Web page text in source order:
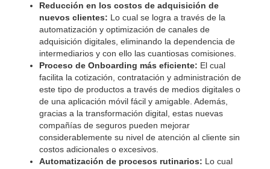
Reducción en los costos de adquisición de
nuevos clientes: Lo cual se logra a través de la
automatización y optimización de canales de
adquisición digitales, eliminando la dependencia de
intermediarios y con ello las cuantiosas comisiones.
Proceso de Onboarding más eficiente: El cual
facilita la cotización, contratación y administración de
este tipo de productos a través de medios digitales o
de una aplicación móvil fácil y amigable. Además,
gracias a la transformación digital, estas nuevas
compañías de seguros pueden mejorar
considerablemente su nivel de atención al cliente sin
costos adicionales o excesivos.
Automatización de procesos rutinarios: Lo cual